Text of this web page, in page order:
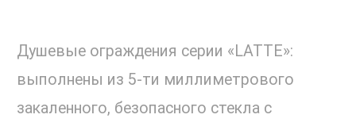
Душевые ограждения серии «LATTE»:
выполнены из 5-ти миллиметрового
закаленного, безопасного стекла с